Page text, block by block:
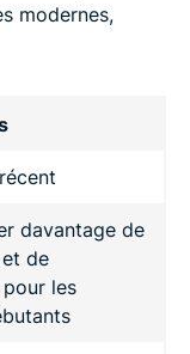
modernes,
davantage de
de
les